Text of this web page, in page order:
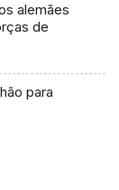
alemães
de
para